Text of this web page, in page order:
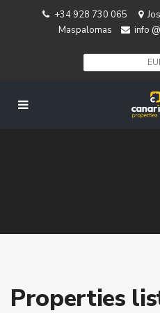
+34 928 730 065
Maspalomas
info
Properties